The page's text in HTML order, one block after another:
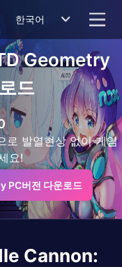
한국어
Geometry
드
로 발열현상 없이 게임
요!
PC버전 다운로드
Cannon: